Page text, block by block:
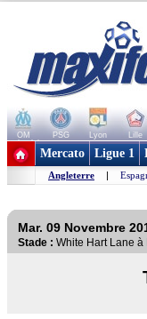
OM PSG Lyon Lille
+ de clubs
Mercato Ligue 1
Angleterre |
Mar. 09 Novembre
Stade : White Hart Lane